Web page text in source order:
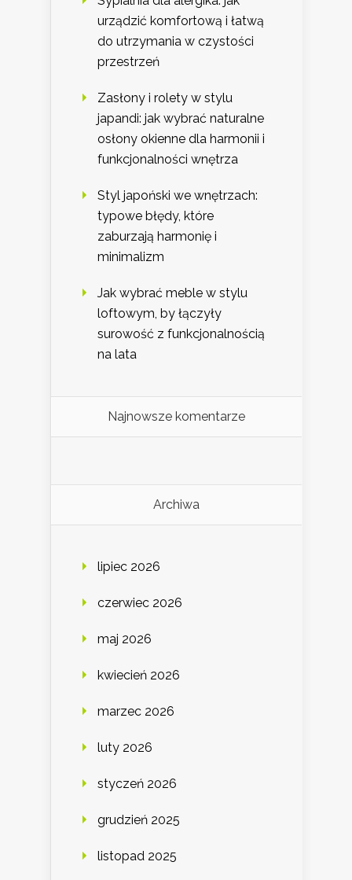
urządzić komfortową i łatwą
do utrzymania w czystości
przestrzeń
Zasłony i rolety w stylu
japandi: jak wybrać naturalne
osłony okienne dla harmonii i
funkcjonalności wnętrza
Styl japoński we wnętrzach:
typowe błędy, które
zaburzają harmonię i
minimalizm
Jak wybrać meble w stylu
loftowym, by łączyły
surowość z funkcjonalnością
na lata
Najnowsze komentarze
Archiwa
lipiec 2026
czerwiec 2026
maj 2026
kwiecień 2026
marzec 2026
luty 2026
styczeń 2026
grudzień 2025
listopad 2025